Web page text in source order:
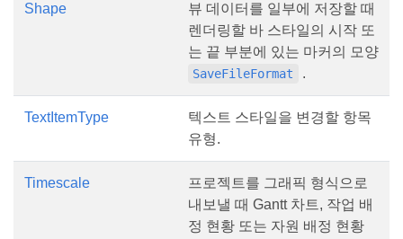
Shape
뷰 데이터를 일부에 저장할 때
렌더링할 바 스타일의 시작 또
는 끝 부분에 있는 마커의 모양
SaveFileFormat .
TextItemType
텍스트 스타일을 변경할 항목
유형.
Timescale
프로젝트를 그래픽 형식으로
내보낼 때 Gantt 차트, 작업 배
정 현황 또는 자원 배정 현황